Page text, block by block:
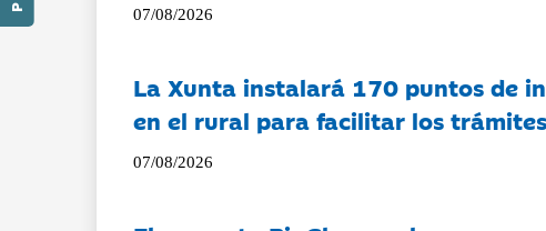
07/08/2026
La Xunta instalará 170 puntos de
en el rural para facilitar los
07/08/2026